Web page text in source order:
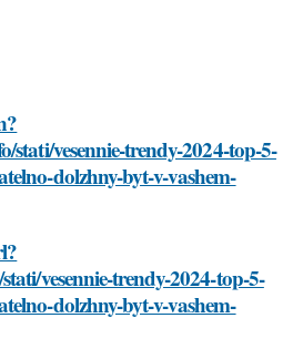
vesennie-trendy-2024-top-5-
dolzhny-byt-v-vashem-
vesennie-trendy-2024-top-5-
dolzhny-byt-v-vashem-